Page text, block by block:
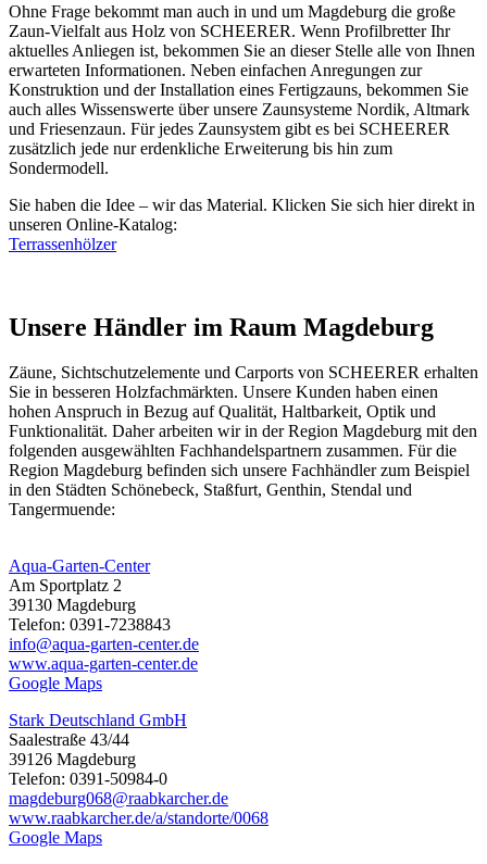
Ohne Frage bekommt man auch in und um Magdeburg die große
Zaun-Vielfalt aus Holz von SCHEERER. Wenn Profilbretter Ihr
aktuelles Anliegen ist, bekommen Sie an dieser Stelle alle von Ihnen
erwarteten Informationen. Neben einfachen Anregungen zur
Konstruktion und der Installation eines Fertigzauns, bekommen Sie
auch alles Wissenswerte über unsere Zaunsysteme Nordik, Altmark
und Friesenzaun. Für jedes Zaunsystem gibt es bei SCHEERER
zusätzlich jede nur erdenkliche Erweiterung bis hin zum
Sondermodell.
Sie haben die Idee – wir das Material. Klicken Sie sich hier direkt in
unseren Online-Katalog:
Terrassenhölzer
Unsere Händler im Raum Magdeburg
Zäune, Sichtschutzelemente und Carports von SCHEERER erhalten
Sie in besseren Holzfachmärkten. Unsere Kunden haben einen
hohen Anspruch in Bezug auf Qualität, Haltbarkeit, Optik und
Funktionalität. Daher arbeiten wir in der Region Magdeburg mit den
folgenden ausgewählten Fachhandelspartnern zusammen. Für die
Region Magdeburg befinden sich unsere Fachhändler zum Beispiel
in den Städten Schönebeck, Staßfurt, Genthin, Stendal und
Tangermuende:
Aqua-Garten-Center
Am Sportplatz 2
39130 Magdeburg
Telefon: 0391-7238843
info@aqua-garten-center.de
www.aqua-garten-center.de
Google Maps
Stark Deutschland GmbH
Saalestraße 43/44
39126 Magdeburg
Telefon: 0391-50984-0
magdeburg068@raabkarcher.de
www.raabkarcher.de/a/standorte/0068
Google Maps